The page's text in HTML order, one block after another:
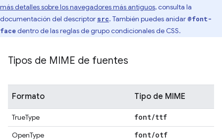
más detalles sobre los navegadores más antiguos, consulta la
documentación del descriptor src. También puedes anidar @font-
facedentro de las reglas de grupo condicionales de CSS.
Tipos de MIME de fuentes
Formato Tipo de MIME
TrueType font/ttf
OpenType font/otf